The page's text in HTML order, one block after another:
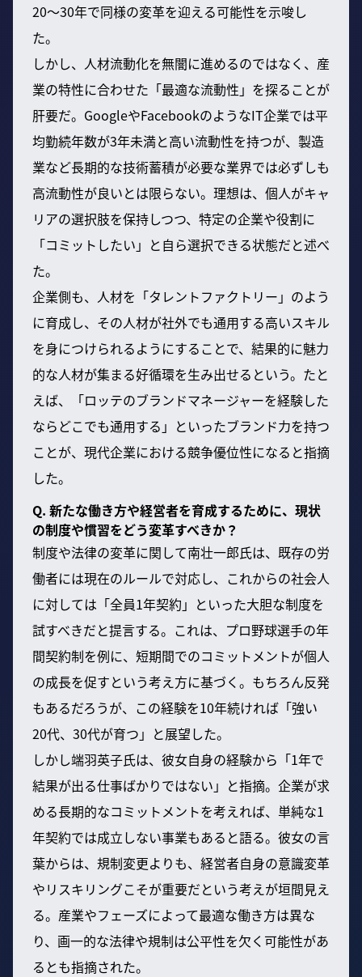
20～30年で同様の変革を迎える可能性を示唆し
た。
しかし、人材流動化を無闇に進めるのではなく、産
業の特性に合わせた「最適な流動性」を探ることが
肝要だ。GoogleやFacebookのようなIT企業では平
均勤続年数が3年未満と高い流動性を持つが、製造
業など長期的な技術蓄積が必要な業界では必ずしも
高流動性が良いとは限らない。理想は、個人がキャ
リアの選択肢を保持しつつ、特定の企業や役割に
「コミットしたい」と自ら選択できる状態だと述べ
た。
企業側も、人材を「タレントファクトリー」のよう
に育成し、その人材が社外でも通用する高いスキル
を身につけられるようにすることで、結果的に魅力
的な人材が集まる好循環を生み出せるという。たと
えば、「ロッテのブランドマネージャーを経験した
ならどこでも通用する」といったブランド力を持つ
ことが、現代企業における競争優位性になると指摘
した。
Q. 新たな働き方や経営者を育成するために、現状
の制度や慣習をどう変革すべきか？
制度や法律の変革に関して南壮一郎氏は、既存の労
働者には現在のルールで対応し、これからの社会人
に対しては「全員1年契約」といった大胆な制度を
試すべきだと提言する。これは、プロ野球選手の年
間契約制を例に、短期間でのコミットメントが個人
の成長を促すという考え方に基づく。もちろん反発
もあるだろうが、この経験を10年続ければ「強い
20代、30代が育つ」と展望した。
しかし端羽英子氏は、彼女自身の経験から「1年で
結果が出る仕事ばかりではない」と指摘。企業が求
める長期的なコミットメントを考えれば、単純な1
年契約では成立しない事業もあると語る。彼女の言
葉からは、規制変更よりも、経営者自身の意識変革
やリスキリングこそが重要だという考えが垣間見え
る。産業やフェーズによって最適な働き方は異な
り、画一的な法律や規制は公平性を欠く可能性があ
るとも指摘された。